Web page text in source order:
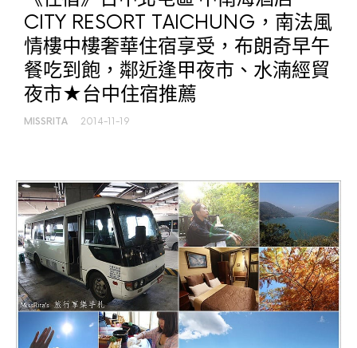
CITY RESORT TAICHUNG，南法風
情樓中樓奢華住宿享受，布朗奇早午
餐吃到飽，鄰近逢甲夜市、水湳經貿
夜市★台中住宿推薦
MISSRITA 2014-11-19